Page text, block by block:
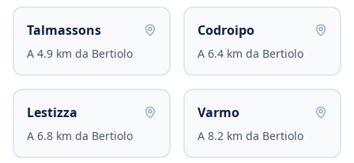
Talmassons
A 4.9 km da Bertiolo
Codroipo
A 6.4 km da Bertiolo
Lestizza
A 6.8 km da Bertiolo
Varmo
A 8.2 km da Bertiolo